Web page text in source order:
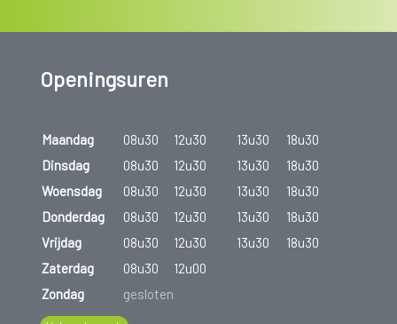
Openingsuren
Maandag 08u30 12u30 13u30
18u30
Dinsdag
08u30 12u30 13u30
18u30
Woensdag
08u30 12u30 13u30
18u30
Donderdag
08u30 12u30 13u30
18u30
Vrijdag
08u30 12u30 13u30
18u30
Zaterdag
08u30
12u00
Zondag
gesloten